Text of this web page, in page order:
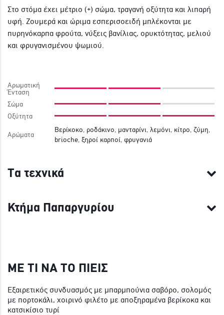
Στο στόμα έχει μέτριο (+) σώμα, τραγανή οξύτητα και λιπαρή
υφή. Ζουμερά και ώριμα εσπερισοειδή μπλέκονται με
πυρηνόκαρπα φρούτα, νύξεις βανίλιας, ορυκτότητας, μελιού
και φρυγανισμένου ψωμιού.
Αρωματική
Ένταση
Σώμα
Οξύτητα
Αρώματα
Βερίκοκο, ροδάκινο, μανταρίνι, λεμόνι, κίτρο, ζύμη,
brioche, ξηροί καρποί, φρυγανιά
Τα τεχνικά
Κτήμα Παπαργυρίου
ΜΕ ΤΙ ΝΑ ΤΟ ΠΙΕΙΣ
Εξαιρετικός συνδυασμός με μπαρμπούνια σαβόρο, σολομός
με πορτοκάλι, χοιρινό φιλέτο με αποξηραμένα βερίκοκα και
κατσικίσιο τυρί